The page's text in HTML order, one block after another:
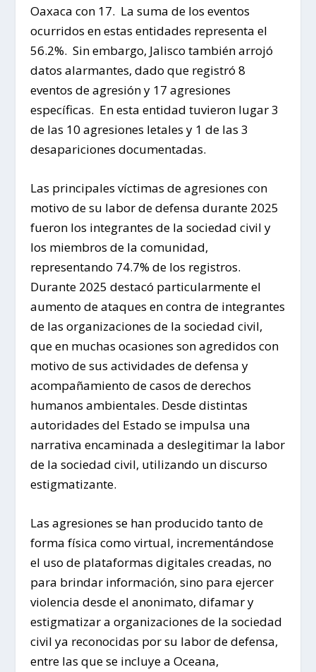
Oaxaca con 17. La suma de los eventos
ocurridos en estas entidades representa el
56.2%. Sin embargo, Jalisco también arrojó
datos alarmantes, dado que registró 8
eventos de agresión y 17 agresiones
específicas. En esta entidad tuvieron lugar 3
de las 10 agresiones letales y 1 de las 3
desapariciones documentadas.
Las principales víctimas de agresiones con
motivo de su labor de defensa durante 2025
fueron los integrantes de la sociedad civil y
los miembros de la comunidad,
representando 74.7% de los registros.
Durante 2025 destacó particularmente el
aumento de ataques en contra de integrantes
de las organizaciones de la sociedad civil,
que en muchas ocasiones son agredidos con
motivo de sus actividades de defensa y
acompañamiento de casos de derechos
humanos ambientales. Desde distintas
autoridades del Estado se impulsa una
narrativa encaminada a deslegitimar la labor
de la sociedad civil, utilizando un discurso
estigmatizante.
Las agresiones se han producido tanto de
forma física como virtual, incrementándose
el uso de plataformas digitales creadas, no
para brindar información, sino para ejercer
violencia desde el anonimato, difamar y
estigmatizar a organizaciones de la sociedad
civil ya reconocidas por su labor de defensa,
entre las que se incluye a Oceana,